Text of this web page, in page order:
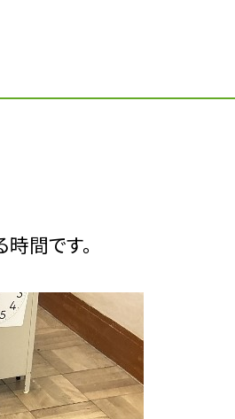
間です。